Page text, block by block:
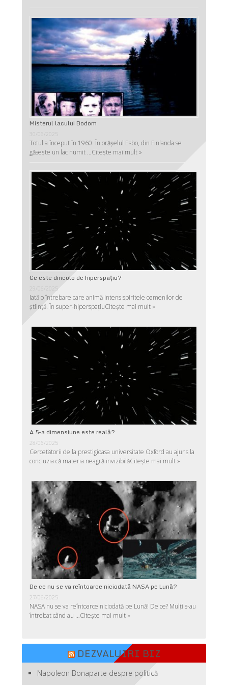
Misterul lacului Bodom
Totul a început în 1960. În orășelul Esbo, din Finlanda se
găsește un lac numit …Citește mai mult »
Ce este dincolo de hiperspaţiu?
29/06/2025
Iată o întrebare care animă intens spiritele oamenilor de
ştiinţă. În super-hiperspaţiuCitește mai mult »
A 5-a dimensiune este reală?
28/06/2025
Cercetătorii de la prestigioasa universitate Oxford au ajuns la
concluzia că materia neagră invizibilăCitește mai mult »
De ce nu se va reîntoarce niciodată NASA pe Lună?
27/06/2025
NASA nu se va reîntoarce niciodată pe Lună! De ce? Mulţi s-au
întrebat când au …Citește mai mult »
DEZVALUIRI BIZ
Napoleon Bonaparte despre politică